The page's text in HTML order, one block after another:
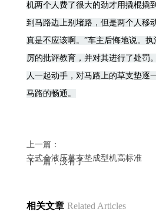
机两个人费了很大的劲才用撬棍撬
到马路边上别堵路，但是两个人移
真是不应该啊。”车主后悔地说。
厉的批评教育，并对其进行了处罚
人一起动手，对马路上的草支垫逐
马路的畅通。
上一篇：
立式全液压草支垫成型机高标准
下一篇：没有了
相关文章 Related Articles